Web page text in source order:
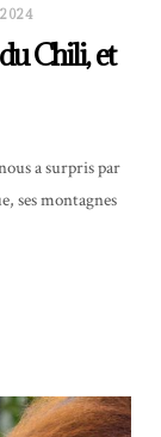
Chili, et
a surpris par
ses montagnes